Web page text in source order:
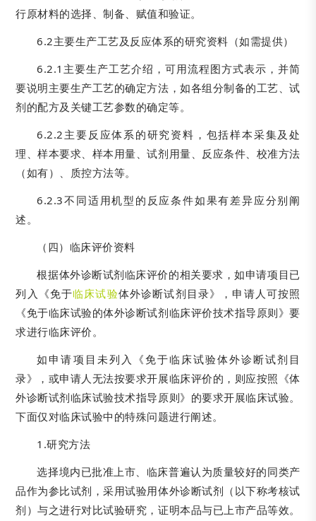
行原材料的选择、制备、赋值和验证。
6.2主要生产工艺及反应体系的研究资料（如需提供）
6.2.1主要生产工艺介绍，可用流程图方式表示，并简
要说明主要生产工艺的确定方法，如各组分制备的工艺、试
剂的配方及关键工艺参数的确定等。
6.2.2主要反应体系的研究资料，包括样本采集及处
理、样本要求、样本用量、试剂用量、反应条件、校准方法
（如有）、质控方法等。
6.2.3不同适用机型的反应条件如果有差异应分别阐
述。
（四）临床评价资料
根据体外诊断试剂临床评价的相关要求，如申请项目已
列入《免于临床试验体外诊断试剂目录》，申请人可按照
《免于临床试验的体外诊断试剂临床评价技术指导原则》要
求进行临床评价。
如申请项目未列入《免于临床试验体外诊断试剂目
录》，或申请人无法按要求开展临床评价的，则应按照《体
外诊断试剂临床试验技术指导原则》的要求开展临床试验。
下面仅对临床试验中的特殊问题进行阐述。
1.研究方法
选择境内已批准上市、临床普遍认为质量较好的同类产
品作为参比试剂，采用试验用体外诊断试剂（以下称考核试
剂）与之进行对比试验研究，证明本品与已上市产品等效。